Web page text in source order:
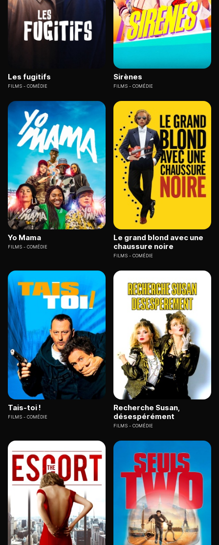
Les fugitifs
FILMS COMÉDIE
Sirènes
FILMS COMÉDIE
Yo Mama
FILMS COMÉDIE
Le grand blond avec une
chaussure noire
FILMS COMÉDIE
Tais-toi !
FILMS COMÉDIE
Recherche Susan,
désespérément
FILMS COMÉDIE